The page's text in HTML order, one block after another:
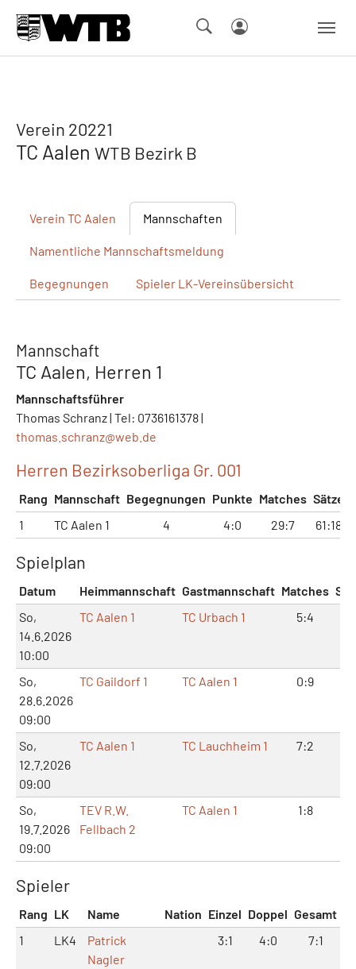
Verein 20221
TC Aalen WTB Bezirk B
Verein TC Aalen Mannschaften
Namentliche Mannschaftsmeldung
Begegnungen Spieler LK-Vereinsübersicht
Mannschaft
TC Aalen, Herren 1
Mannschaftsführer
Thomas Schranz | Tel: 0736161378 |
thomas.schranz@web.de
Herren Bezirksoberliga Gr. 001
Rang Mannschaft Begegnungen Punkte Matches Sätze
1
TC Aalen 1 4 4:0 29:7 61:18
Spielplan
Datum Heimmannschaft Gastmannschaft Matches
So,
14.6.2026
10:00
TC Aalen 1 TC Urbach 1 5:4
So,
28.6.2026
09:00
TC Gaildorf 1 TC Aalen 1 0:9
So,
12.7.2026
09:00
TC Aalen 1 TC Lauchheim 1 7:2
So,
19.7.2026
09:00
TEV R.W.
Fellbach 2
TC Aalen 1 1:8
Spieler
Rang LK Name Nation Einzel Doppel Gesamt
1
LK4
Patrick
Nagler
3:1 4:0 7:1